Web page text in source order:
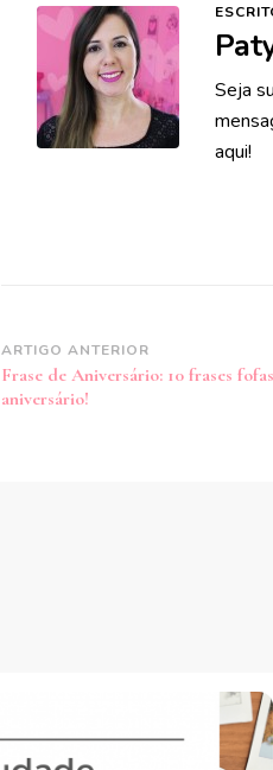
Seja
aqui!
Navegação
de
ARTIGO ANTERIOR
Frase de Aniversário: 10 frases
aniversário!